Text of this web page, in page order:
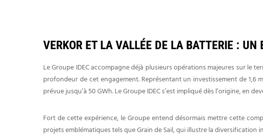
VERKOR ET LA VALLÉE DE LA BATTERIE : UN
Le Groupe IDEC accompagne déjà plusieurs opérations majeures sur le
profondeur de cet engagement. Représentant un investissement de 1,6
prévue jusqu’à 50 GWh. Le Groupe IDEC s’est impliqué dès l’origine, en
Fort de cette expérience, le Groupe entend désormais mettre cette
projets emblématiques tels que Grain de Sail, qui illustre la